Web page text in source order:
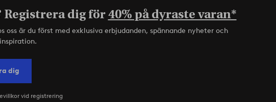
Registrera dig för40% på dyraste varan*
oss är du först med exklusiva erbjudanden, spännande nyheter och
dig
vid registrering